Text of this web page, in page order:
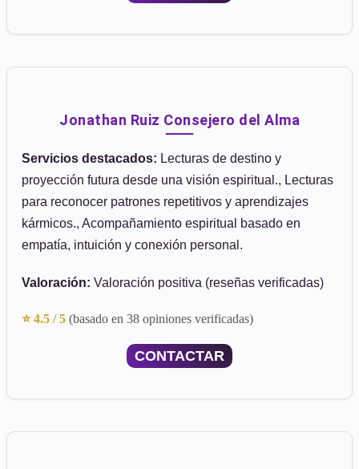
Jonathan Ruiz Consejero del Alma
Servicios destacados: Lecturas de destino y
proyección futura desde una visión espiritual., Lecturas
para reconocer patrones repetitivos y aprendizajes
kármicos., Acompañamiento espiritual basado en
empatía, intuición y conexión personal.
Valoración: Valoración positiva (reseñas verificadas)
⭐ 4.5 / 5 (basado en 38 opiniones verificadas)
CONTACTAR